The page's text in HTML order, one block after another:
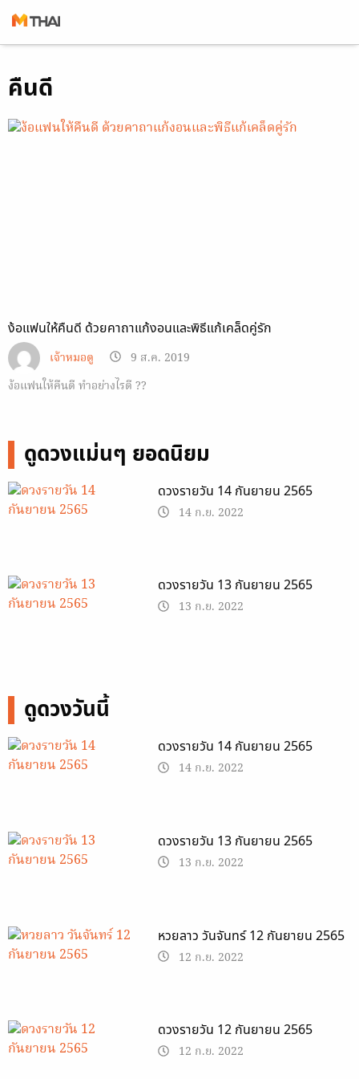
toคืนดี
ง้อแฟนให้คืนดี ด้วยคาถาแก้งอนและพิธีแก้เคล็ดคู่รัก
เจ้าหมอดู
9 ส.ค. 2019
ง้อแฟนให้คืนดี ทำอย่างไรดี ??
ดูดวงแม่นๆ ยอดนิยม
ดวงรายวัน 14 กันยายน 2565
14 ก.ย. 2022
ดวงรายวัน 13 กันยายน 2565
13 ก.ย. 2022
ดูดวงวันนี้
ดวงรายวัน 14 กันยายน 2565
14 ก.ย. 2022
ดวงรายวัน 13 กันยายน 2565
13 ก.ย. 2022
หวยลาว วันจันทร์ 12 กันยายน 2565
12 ก.ย. 2022
ดวงรายวัน 12 กันยายน 2565
12 ก.ย. 2022